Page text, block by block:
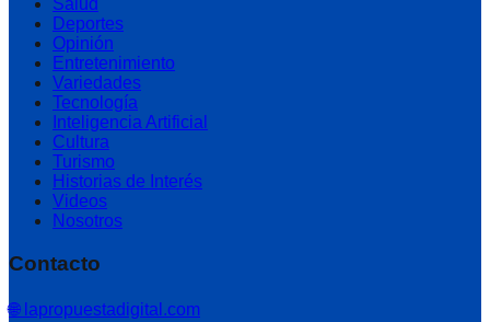
Salud
Deportes
Opinión
Entretenimiento
Variedades
Tecnología
Inteligencia Artificial
Cultura
Turismo
Historias de Interés
Videos
Nosotros
Contacto
🌐 lapropuestadigital.com